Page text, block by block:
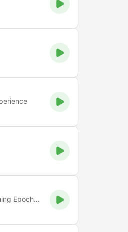
Die größte Filmmusik aller Zeiten aus allen Kino- und Streaming Epochen.